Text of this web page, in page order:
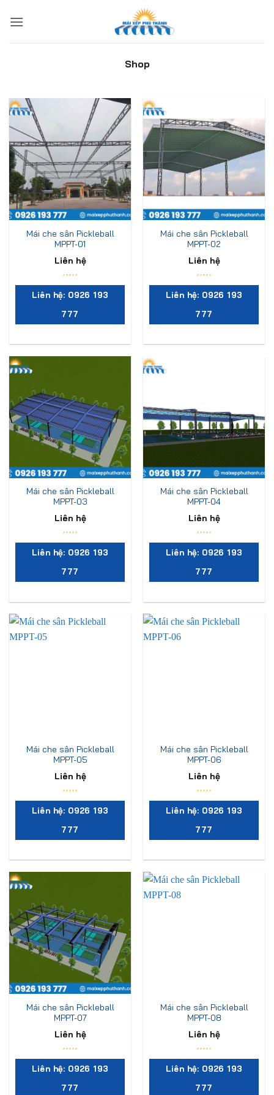
qua
Shop
Mái che sân Pickleball
MPPT-01
Liên hệ
Liên hệ: 0926 193
777
Mái che sân Pickleball
MPPT-02
Liên hệ
Liên hệ: 0926 193
777
Mái che sân Pickleball
MPPT-03
Liên hệ
Liên hệ: 0926 193
777
Mái che sân Pickleball
MPPT-04
Liên hệ
Liên hệ: 0926 193
777
Mái che sân Pickleball
MPPT-05
Liên hệ
Liên hệ: 0926 193
777
Mái che sân Pickleball
MPPT-06
Liên hệ
Liên hệ: 0926 193
777
Mái che sân Pickleball
MPPT-07
Liên hệ
Liên hệ: 0926 193
777
Mái che sân Pickleball
MPPT-08
Liên hệ
Liên hệ: 0926 193
777